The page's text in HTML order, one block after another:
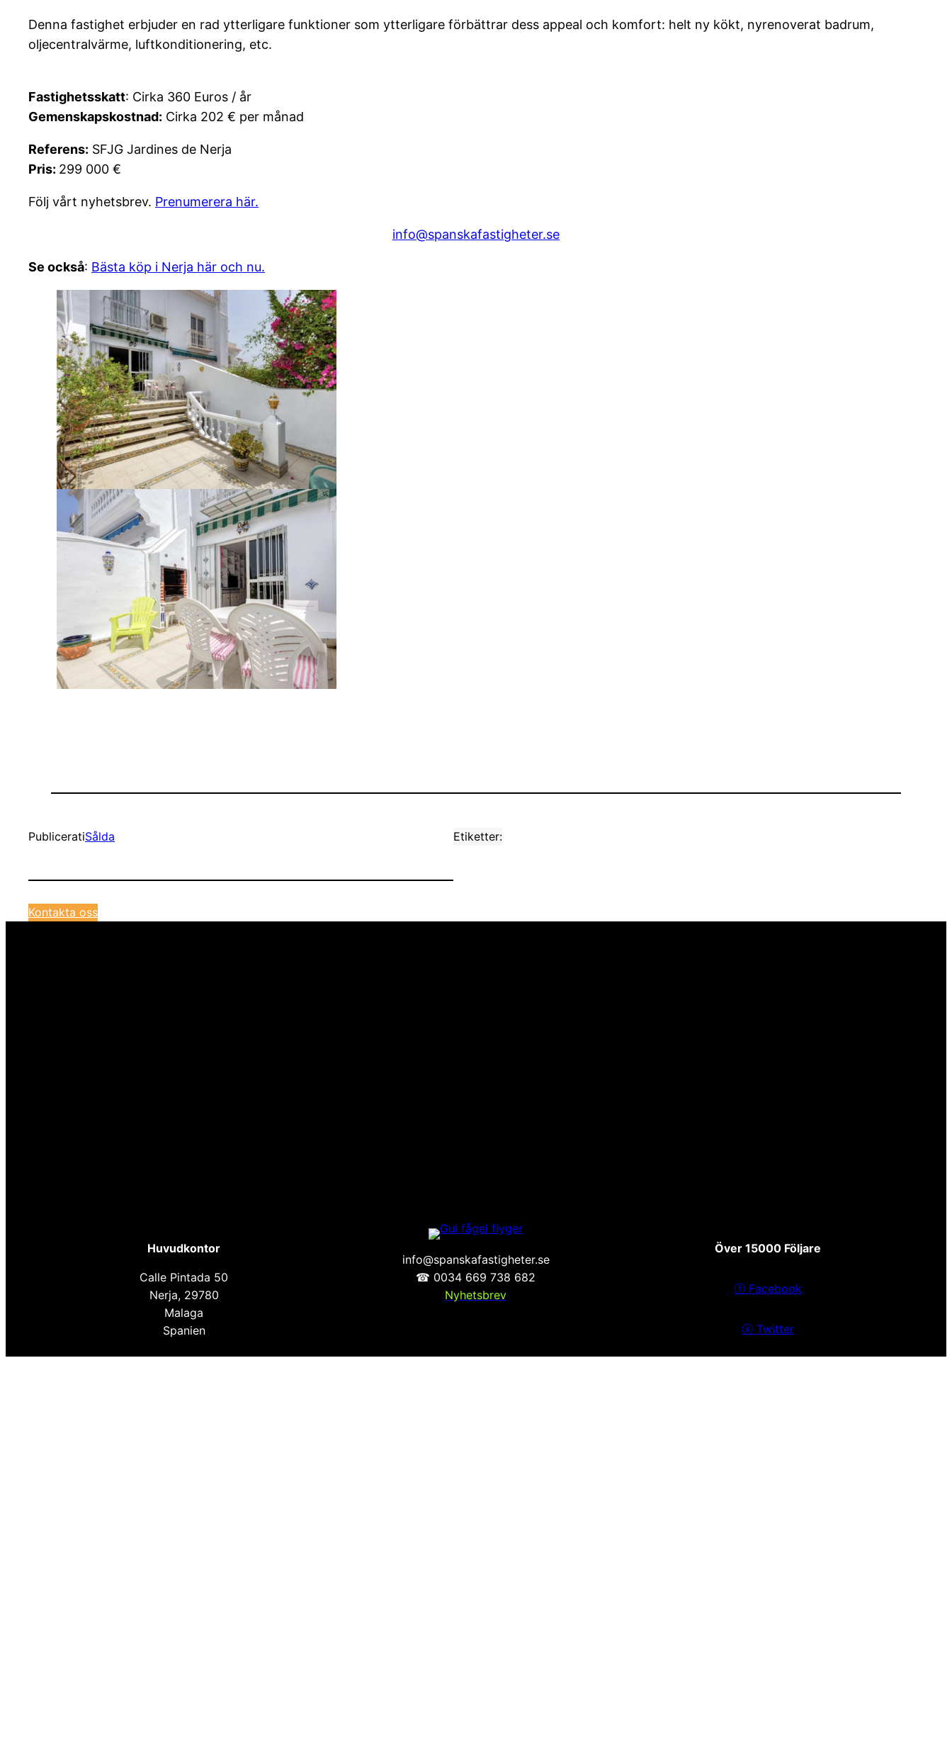
Denna fastighet erbjuder en rad ytterligare funktioner som ytterligare förbättrar dess appeal och komfort: helt ny kökt, nyrenoverat badrum,
oljecentralvärme, luftkonditionering, etc.
Fastighetsskatt: Cirka 360 Euros / år
Gemenskapskostnad: Cirka 202 € per månad
Referens: SFJG Jardines de Nerja
Pris: 299 000 €
Följ vårt nyhetsbrev. Prenumerera här.
info@spanskafastigheter.se
Se också: Bästa köp i Nerja här och nu.
PubliceratiSålda
Kontakta oss
Etiketter:
Huvudkontor
Calle Pintada 50
Nerja, 29780
Malaga
Spanien
info@spanskafastigheter.se
☎ 0034 669 738 682
Nyhetsbrev
Över 15000 Följare
ⓕ Facebook
ⓧ Twitter